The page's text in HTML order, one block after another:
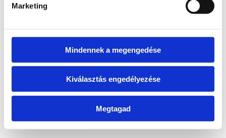
Marketing
Mindennek a megengedése
Kiválasztás engedélyezése
Megtagad